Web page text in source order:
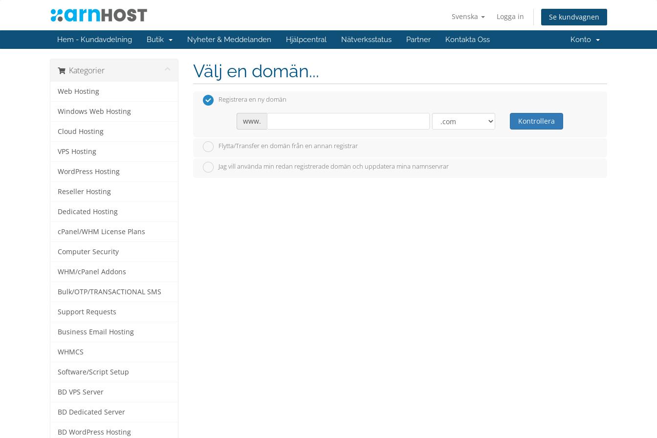
Svenska Logga in Se kundvagnen
Hem - Kundavdelning Butik Nyheter & Meddelanden Hjälpcentral Nätverksstatus Partner Kontakta Oss Konto
Kategorier
Web Hosting
Windows Web Hosting
Cloud Hosting
VPS Hosting
WordPress Hosting
Reseller Hosting
Dedicated Hosting
cPanel/WHM License Plans
Computer Security
WHM/cPanel Addons
Bulk/OTP/TRANSACTIONAL SMS
Support Requests
Business Email Hosting
WHMCS
Software/Script Setup
BD VPS Server
BD Dedicated Server
BD WordPress Hosting
Välj en domän...
Registrera en ny domän
www. Kontrollera
Flytta/Transfer en domän från en annan registrar
Jag vill använda min redan registrerade domän och uppdatera mina namnservrar